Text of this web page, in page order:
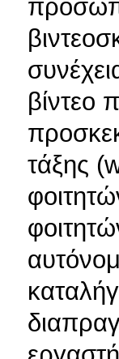
βίντεο
τάξης